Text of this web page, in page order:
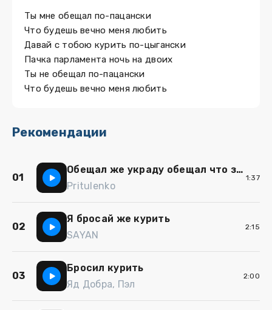
Ты мне обещал по-пацански
Что будешь вечно меня любить
Давай с тобою курить по-цыгански
Пачка парламента ночь на двоих
Ты не обещал по-пацански
Что будешь вечно меня любить
Рекомендации
01
Обещал же украду обещал что заберу
Pritulenko
1:37
02
Я бросай же курить
SAYAN
2:15
03
Бросил курить
Яд Добра, Пэл
2:00